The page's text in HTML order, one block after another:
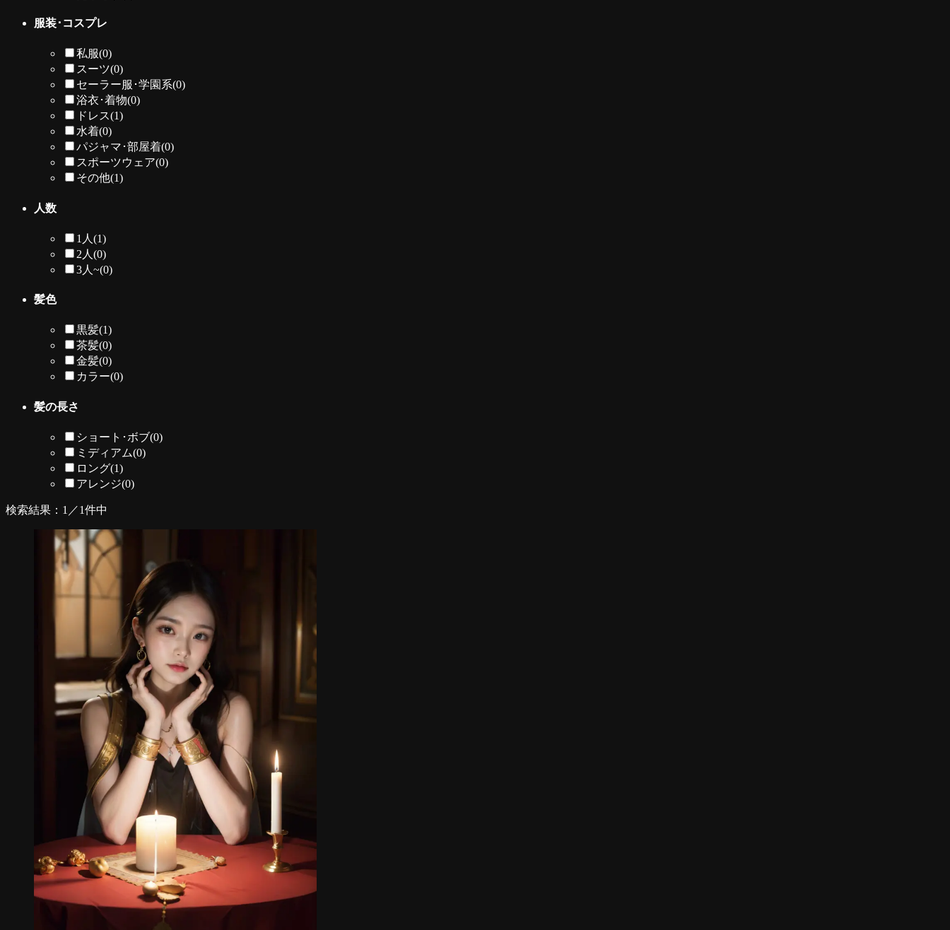
服装･コスプレ
私服(0)
スーツ(0)
セーラー服･学園系(0)
浴衣･着物(0)
ドレス(1)
水着(0)
パジャマ･部屋着(0)
スポーツウェア(0)
その他(1)
人数
1人 (1)
2人 (0)
3人~(0)
髪色
黒髪(1)
茶髪(0)
金髪(0)
カラー(0)
髪の長さ
ショート･ボブ(0)
ミディアム(0)
ロング(1)
アレンジ(0)
検索結果：1／1件中